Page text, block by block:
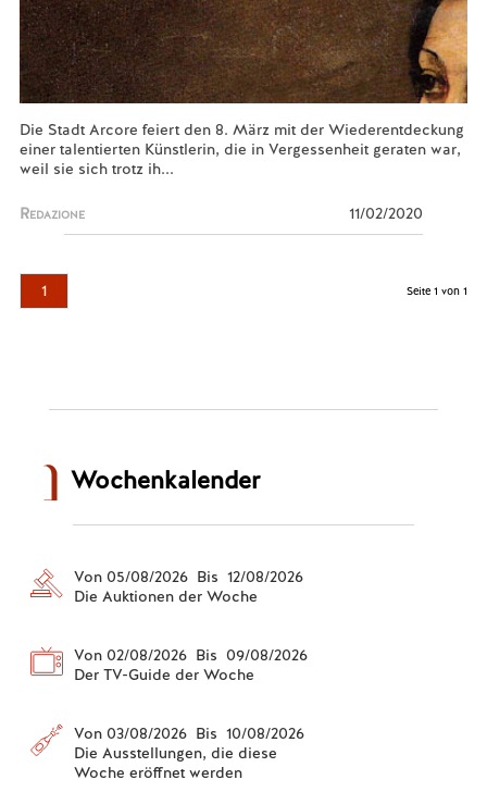
Die Stadt Arcore feiert den 8. März mit der Wiederentdeckung
einer talentierten Künstlerin, die in Vergessenheit geraten war,
weil sie sich trotz ih...
Redazione 11/02/2020
1 Seite 1 von 1
Wochenkalender
Von 05/08/2026 Bis 12/08/2026
Die Auktionen der Woche
Von 02/08/2026 Bis 09/08/2026
Der TV-Guide der Woche
Von 03/08/2026 Bis 10/08/2026
Die Ausstellungen, die diese
Woche eröffnet werden